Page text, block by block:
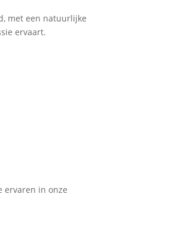
met een natuurlijke
ervaart.
ervaren in onze